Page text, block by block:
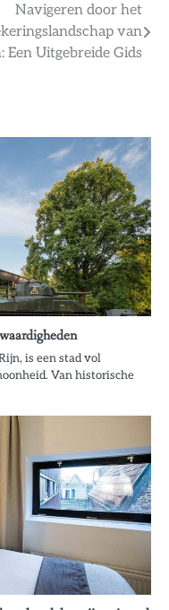
Navigeren door het
van
Een Uitgebreide Gids
is een stad vol
Van historische